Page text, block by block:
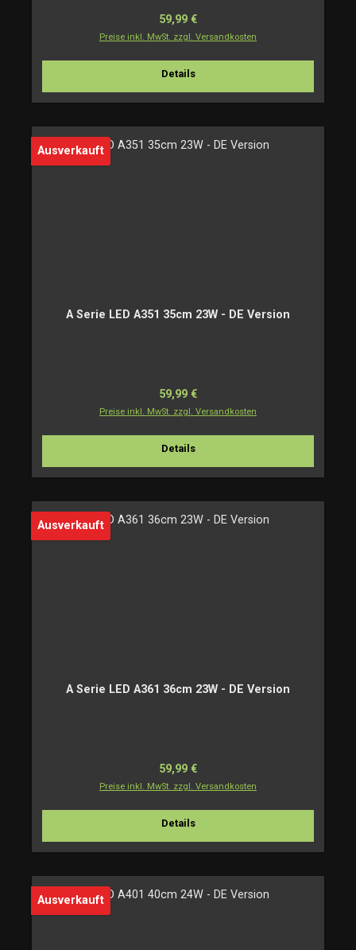
Regulärer Preis:
59,99 €
Preise inkl. MwSt. zzgl. Versandkosten
Details
Ausverkauft
A Serie LED A351 35cm 23W - DE Version
Regulärer Preis:
59,99 €
Preise inkl. MwSt. zzgl. Versandkosten
Details
Ausverkauft
A Serie LED A361 36cm 23W - DE Version
Regulärer Preis:
59,99 €
Preise inkl. MwSt. zzgl. Versandkosten
Details
Ausverkauft